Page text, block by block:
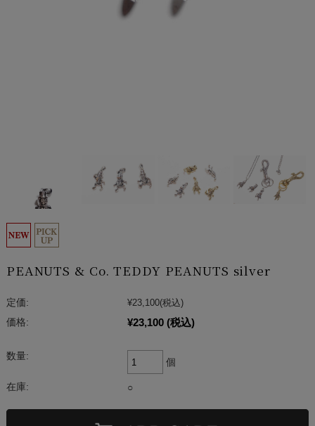
PEANUTS & Co. TEDDY PEANUTS silver
定価: ¥23,100(税込)
価格:
¥23,100 (税込)
数量:
個
在庫: ○